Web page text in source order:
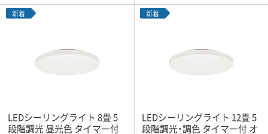
新着
LEDシーリングライト 8畳 5
段階調光 昼光色 タイマー付
新着
LEDシーリングライト 12畳 5
段階調光・調色 タイマー付 オ